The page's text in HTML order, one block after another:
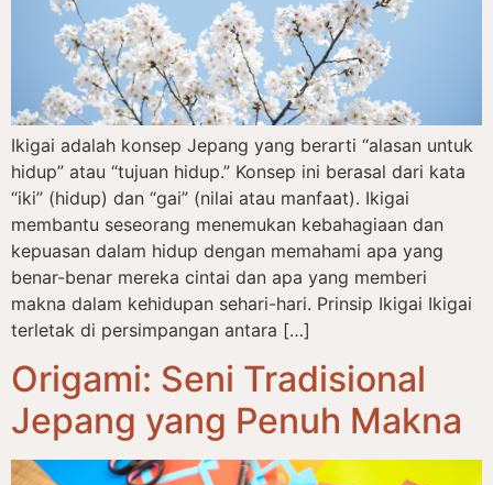
Ikigai adalah konsep Jepang yang berarti “alasan untuk
hidup” atau “tujuan hidup.” Konsep ini berasal dari kata
“iki” (hidup) dan “gai” (nilai atau manfaat). Ikigai
membantu seseorang menemukan kebahagiaan dan
kepuasan dalam hidup dengan memahami apa yang
benar-benar mereka cintai dan apa yang memberi
makna dalam kehidupan sehari-hari. Prinsip Ikigai Ikigai
terletak di persimpangan antara […]
Origami: Seni Tradisional
Jepang yang Penuh Makna